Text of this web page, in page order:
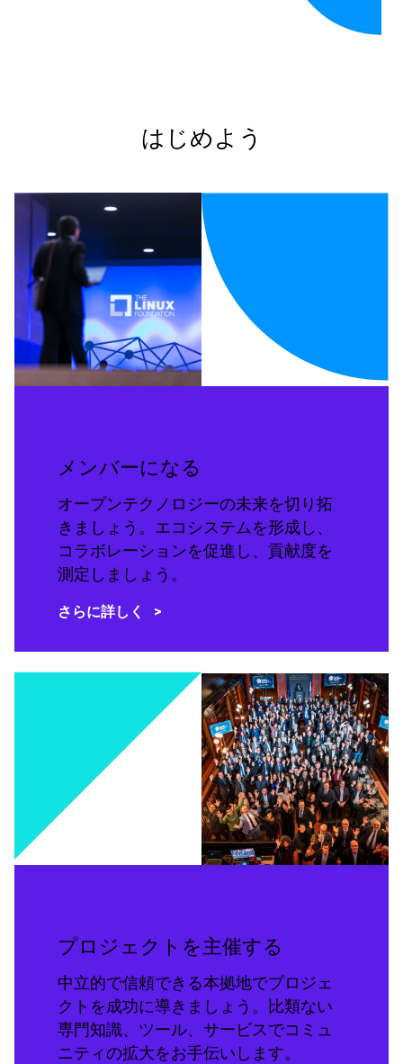
はじめよう
メンバーになる
オープンテクノロジーの未来を切り拓
きましょう。エコシステムを形成し、
コラボレーションを促進し、貢献度を
測定しましょう。
さらに詳しく
プロジェクトを主催する
中立的で信頼できる本拠地でプロジェ
クトを成功に導きましょう。比類ない
専門知識、ツール、サービスでコミュ
ニティの拡大をお手伝いします。